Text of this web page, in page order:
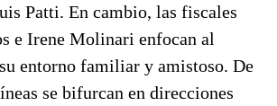
Patti. En cambio, las fiscales
e Irene Molinari enfocan al
entorno familiar y amistoso. De
se bifurcan en direcciones